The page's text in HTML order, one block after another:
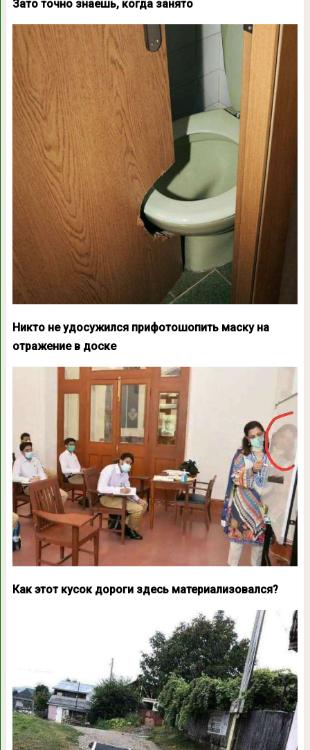
Зато точно знаешь, когда занято
Никто не удосужился прифотошопить маску на
отражение в доске
Как этот кусок дороги здесь материализовался?